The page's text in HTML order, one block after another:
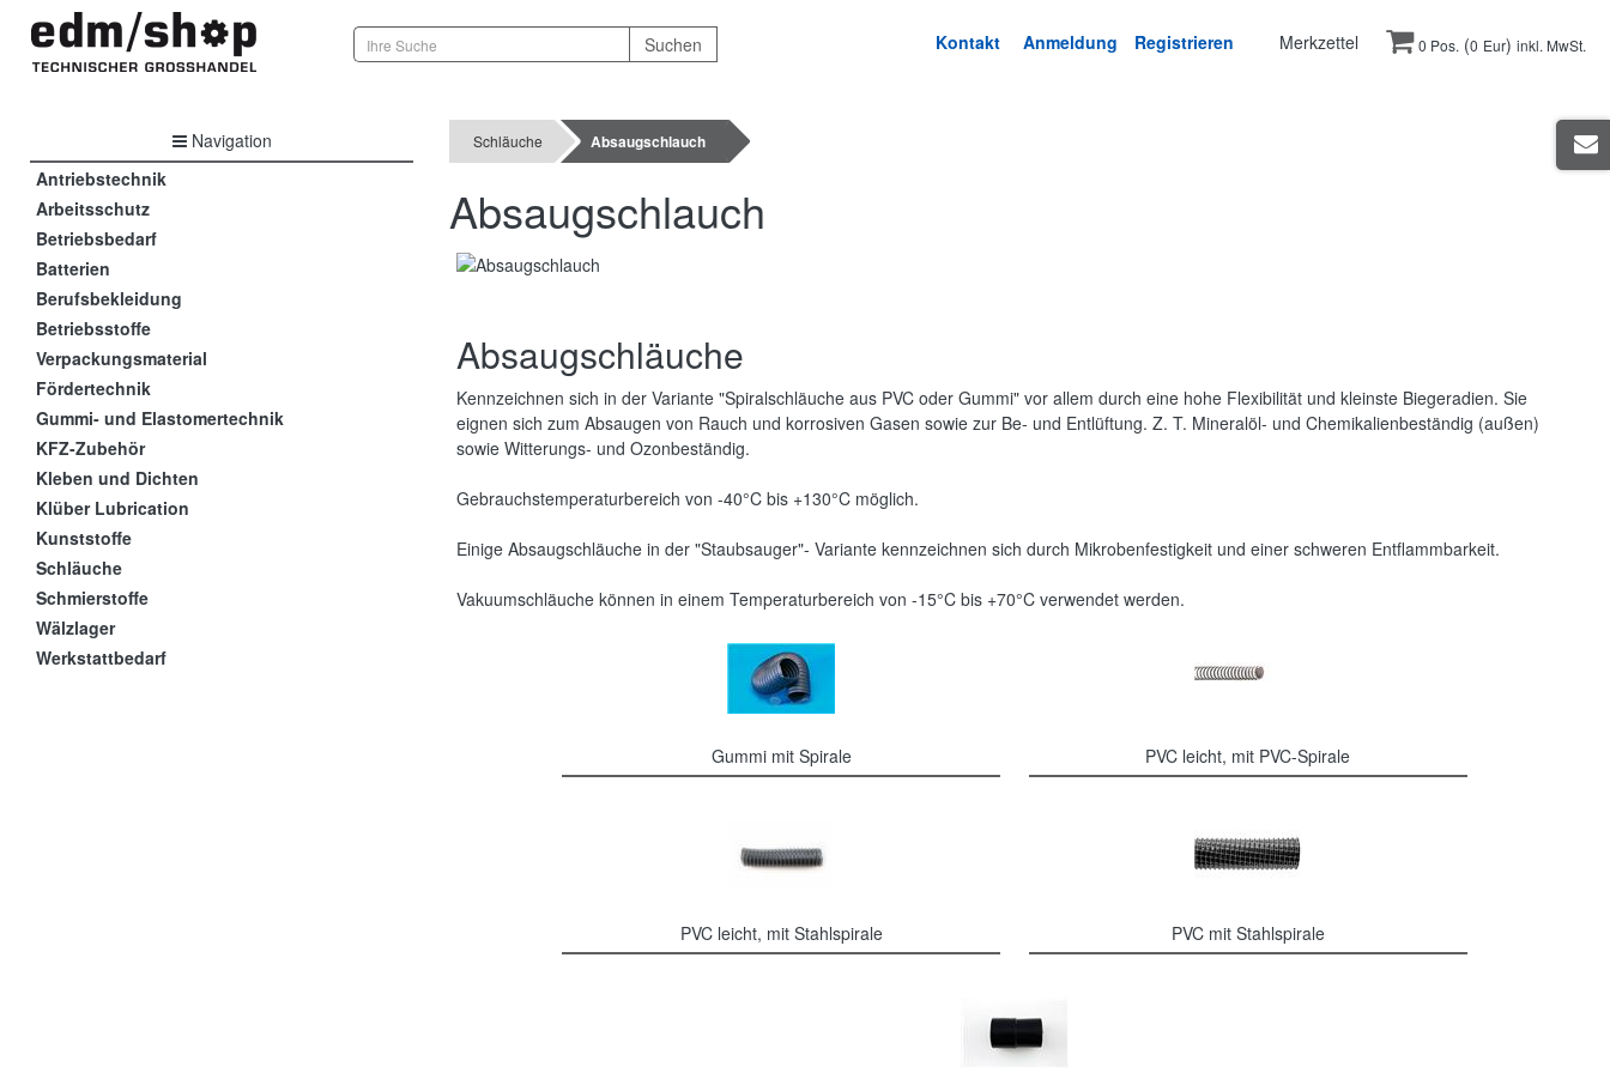
Kontakt Anmeldung Registrieren Merkzettel 0 Pos. (0 Eur) inkl. MwSt.
Navigation
Antriebstechnik
Arbeitsschutz
Betriebsbedarf
Batterien
Berufsbekleidung
Betriebsstoffe
Verpackungsmaterial
Fördertechnik
Gummi- und Elastomertechnik
KFZ-Zubehör
Kleben und Dichten
Klüber Lubrication
Kunststoffe
Schläuche
Schmierstoffe
Wälzlager
Werkstattbedarf
Schläuche Absaugschlauch
Absaugschlauch
Absaugschläuche
Kennzeichnen sich in der Variante "Spiralschläuche aus PVC oder Gummi" vor allem durch eine hohe Flexibilität und kleinste Biegeradien. Sie
eignen sich zum Absaugen von Rauch und korrosiven Gasen sowie zur Be- und Entlüftung. Z. T. Mineralöl- und Chemikalienbeständig (außen)
sowie Witterungs- und Ozonbeständig.
Gebrauchstemperaturbereich von -40°C bis +130°C möglich.
Einige Absaugschläuche in der "Staubsauger"- Variante kennzeichnen sich durch Mikrobenfestigkeit und einer schweren Entflammbarkeit.
Vakuumschläuche können in einem Temperaturbereich von -15°C bis +70°C verwendet werden.
Gummi mit Spirale PVC leicht, mit PVC-Spirale
PVC leicht, mit Stahlspirale PVC mit Stahlspirale